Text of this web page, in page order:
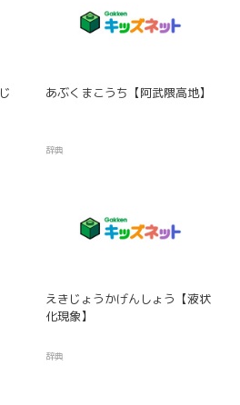
あぶくまこうち【阿武隈高地】
辞典
えきじょうかげんしょう【液状
化現象】
辞典